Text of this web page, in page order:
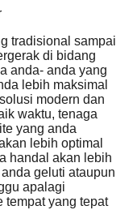
tradisional sampai
di bidang
anda- anda yang
lebih maksimal
modern dan
waktu, tenaga
yang anda
lebih optimal
handal akan lebih
geluti ataupun
apalagi
tempat yang tepat